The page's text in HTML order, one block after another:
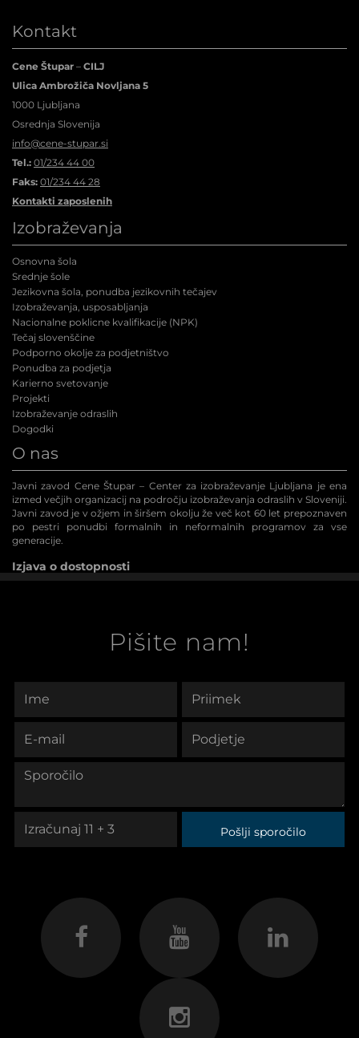
Kontakt
Cene Štupar – CILJ
Ulica Ambrožiča Novljana 5
1000 Ljubljana
Osrednja Slovenija
info@cene-stupar.si
Tel.: 01/234 44 00
Faks: 01/234 44 28
Kontakti zaposlenih
Izobraževanja
Osnovna šola
Srednje šole
Jezikovna šola, ponudba jezikovnih tečajev
Izobraževanja, usposabljanja
Nacionalne poklicne kvalifikacije (NPK)
Tečaj slovenščine
Podporno okolje za podjetništvo
Ponudba za podjetja
Karierno svetovanje
Projekti
Izobraževanje odraslih
Dogodki
O nas
Javni zavod Cene Štupar – Center za izobraževanje Ljubljana je ena
izmed večjih organizacij na področju izobraževanja odraslih v Sloveniji.
Javni zavod je v ožjem in širšem okolju že več kot 60 let prepoznaven
po pestri ponudbi formalnih in neformalnih programov za vse
generacije.
Izjava o dostopnosti
Pišite nam!
Pošlji sporočilo